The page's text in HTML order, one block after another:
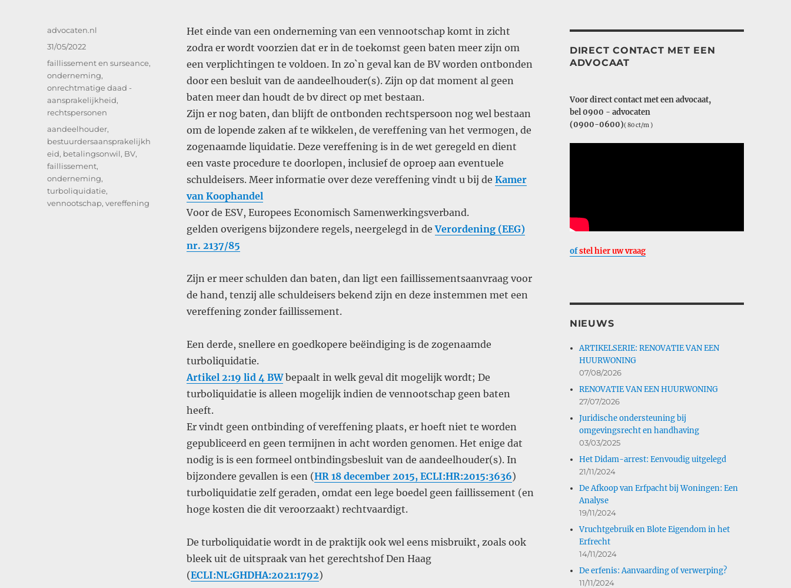
Het einde van een onderneming van een vennootschap komt in zicht
zodra er wordt voorzien dat er in de toekomst geen baten meer zijn om
een verplichtingen te voldoen. In zo`n geval kan de BV worden ontbonden
door een besluit van de aandeelhouder(s). Zijn op dat moment al geen
baten meer dan houdt de bv direct op met bestaan.
Zijn er nog baten, dan blijft de ontbonden rechtspersoon nog wel bestaan
om de lopende zaken af te wikkelen, de vereffening van het vermogen, de
zogenaamde liquidatie. Deze vereffening is in de wet geregeld en dient
een vaste procedure te doorlopen, inclusief de oproep aan eventuele
schuldeisers. Meer informatie over deze vereffening vindt u bij de Kamer
van Koophandel
Voor de ESV, Europees Economisch Samenwerkingsverband.
gelden overigens bijzondere regels, neergelegd in deVerordening (EEG)
nr. 2137/85
Zijn er meer schulden dan baten, dan ligt een faillissementsaanvraag voor
de hand, tenzij alle schuldeisers bekend zijn en deze instemmen met een
vereffening zonder faillissement.
Een derde, snellere en goedkopere beëindiging is de zogenaamde
turboliquidatie.
Artikel 2:19 lid 4 BWbepaalt in welk geval dit mogelijk wordt; De
turboliquidatie is alleen mogelijk indien de vennootschap geen baten
heeft.
Er vindt geen ontbinding of vereffening plaats, er hoeft niet te worden
gepubliceerd en geen termijnen in acht worden genomen. Het enige dat
nodig is is een formeel ontbindingsbesluit van de aandeelhouder(s). In
bijzondere gevallen is een (HR 18 december 2015, ECLI:HR:2015:3636)
turboliquidatie zelf geraden, omdat een lege boedel geen faillissement (en
hoge kosten die dit veroorzaakt) rechtvaardigt.
De turboliquidatie wordt in de praktijk ook wel eens misbruikt, zoals ook
bleek uit de uitspraak van het gerechtshof Den Haag
(ECLI:NL:GHDHA:2021:1792)
Auteur
advocaten.nl
Geplaatst
op
31/05/2022
Categorieën
faillissement en surseance,
onderneming,
onrechtmatige daad -
aansprakelijkheid,
rechtspersonen
Tags
aandeelhouder,
bestuurdersaansprakelijkh
eid, betalingsonwil, BV,
faillissement,
onderneming,
turboliquidatie,
vennootschap,vereffening
DIRECT CONTACT MET EEN
ADVOCAAT
Voor direct contact met een advocaat,
bel 0900 - advocaten
(0900-0600)( 80 ct/m )
ofstel hier uw vraag
NIEUWS
ARTIKELSERIE: RENOVATIE VAN EEN
HUURWONING
07/08/2026
RENOVATIE VAN EEN HUURWONING
27/07/2026
Juridische ondersteuning bij
omgevingsrecht en handhaving
03/03/2025
Het Didam-arrest: Eenvoudig uitgelegd
21/11/2024
De Afkoop van Erfpacht bij Woningen: Een
Analyse
19/11/2024
Vruchtgebruik en Blote Eigendom in het
Erfrecht
14/11/2024
De erfenis: Aanvaarding of verwerping?
11/11/2024